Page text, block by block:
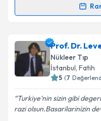
Kişisel
Metni'ni
Randevu
Prof. Dr. Hayal
talebi oluşturun. Size
için bir takvim
bilgilendireceğiz.
E-posta Adresiniz
Prof. Dr.
Nükleer Tıp
İstanbul, Fatih
5 (7
Turkiye'nin sizin gibi
razi olsun.Basarilarinizin